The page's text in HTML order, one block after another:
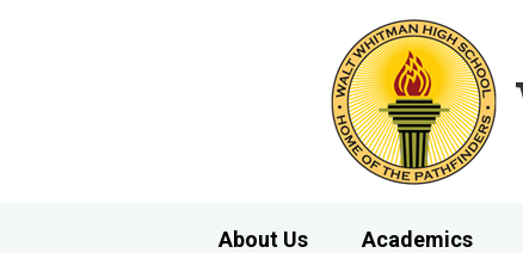
About Us Academics